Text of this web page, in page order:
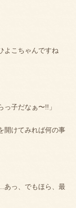
よこちゃんですね
っ子だなぁ〜!! 」
開けてみれば何の事
っ、でもほら、最